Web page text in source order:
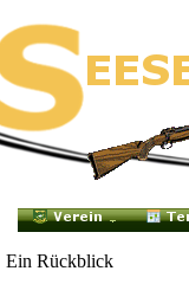
Ein Rückblick